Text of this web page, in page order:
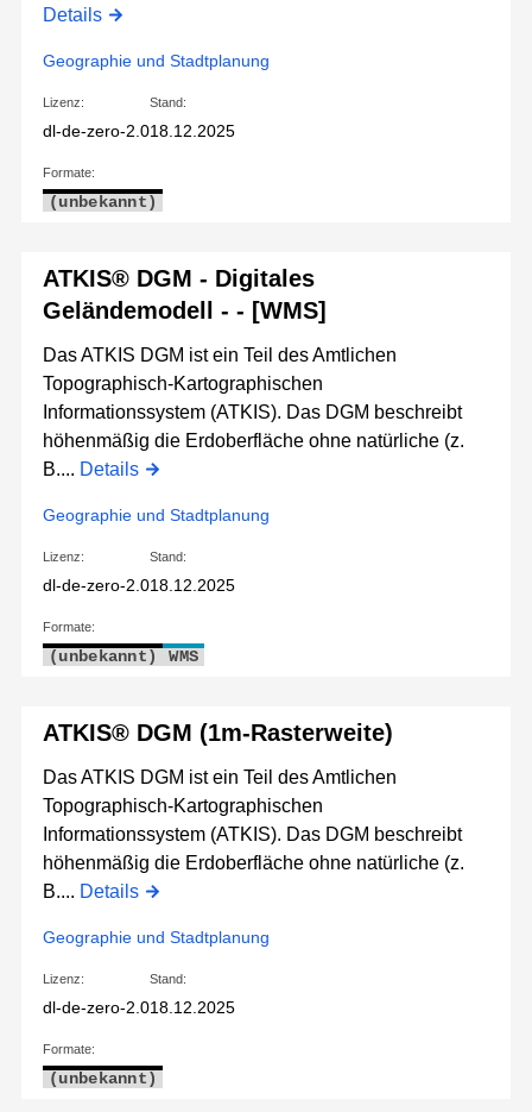
Details
Geographie und Stadtplanung
Lizenz:
dl-de-zero-2.0
Stand:
18.12.2025
Formate:
(unbekannt)
ATKIS® DGM - Digitales
Geländemodell - - [WMS]
Das ATKIS DGM ist ein Teil des Amtlichen
Topographisch-Kartographischen
Informationssystem (ATKIS). Das DGM beschreibt
höhenmäßig die Erdoberfläche ohne natürliche (z.
B.... Details
Geographie und Stadtplanung
Lizenz:
dl-de-zero-2.0
Stand:
18.12.2025
Formate:
(unbekannt) WMS
ATKIS® DGM (1m-Rasterweite)
Das ATKIS DGM ist ein Teil des Amtlichen
Topographisch-Kartographischen
Informationssystem (ATKIS). Das DGM beschreibt
höhenmäßig die Erdoberfläche ohne natürliche (z.
B.... Details
Geographie und Stadtplanung
Lizenz:
dl-de-zero-2.0
Stand:
18.12.2025
Formate:
(unbekannt)